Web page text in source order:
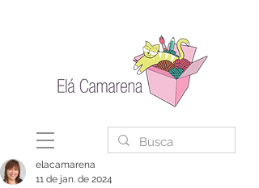
elacamarena
11 de jan. de 2024